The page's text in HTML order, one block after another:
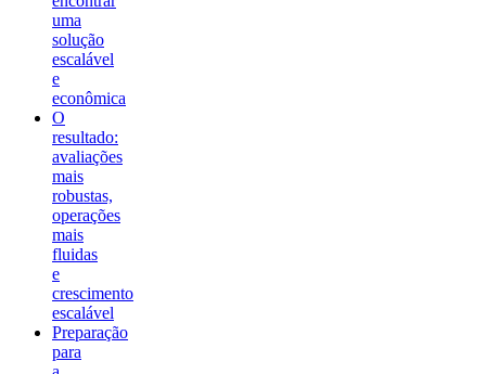
uma
solução
escalável
e
econômica
O
resultado:
avaliações
mais
robustas,
operações
mais
fluidas
e
crescimento
escalável
Preparação
para